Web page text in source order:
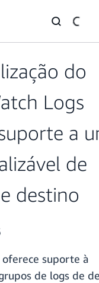
do
Logs
a
de
destino
oferece suporte à
de logs de